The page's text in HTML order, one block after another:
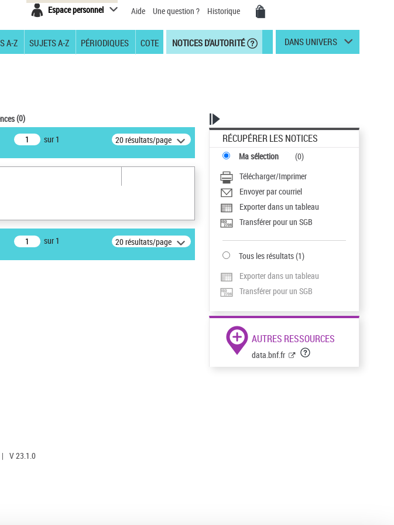
Espace personnel Aide Une question ? Historique
A-Z SUJETS A-Z PÉRIODIQUES COTE NOTICES D'AUTORITÉ DANS UNIVERS
(0)
sur 1 20 résultats/page
sur 1 20 résultats/page
RÉCUPÉRER LES NOTICES
Ma sélection (0)
Télécharger/Imprimer
Envoyer par courriel
Exporter dans un tableau
Transférer pour un SGB
Tous les résultats(1)
Exporter dans un tableau
Transférer pour un SGB
AUTRES RESSOURCES
data.bnf.fr
| V 23.1.0